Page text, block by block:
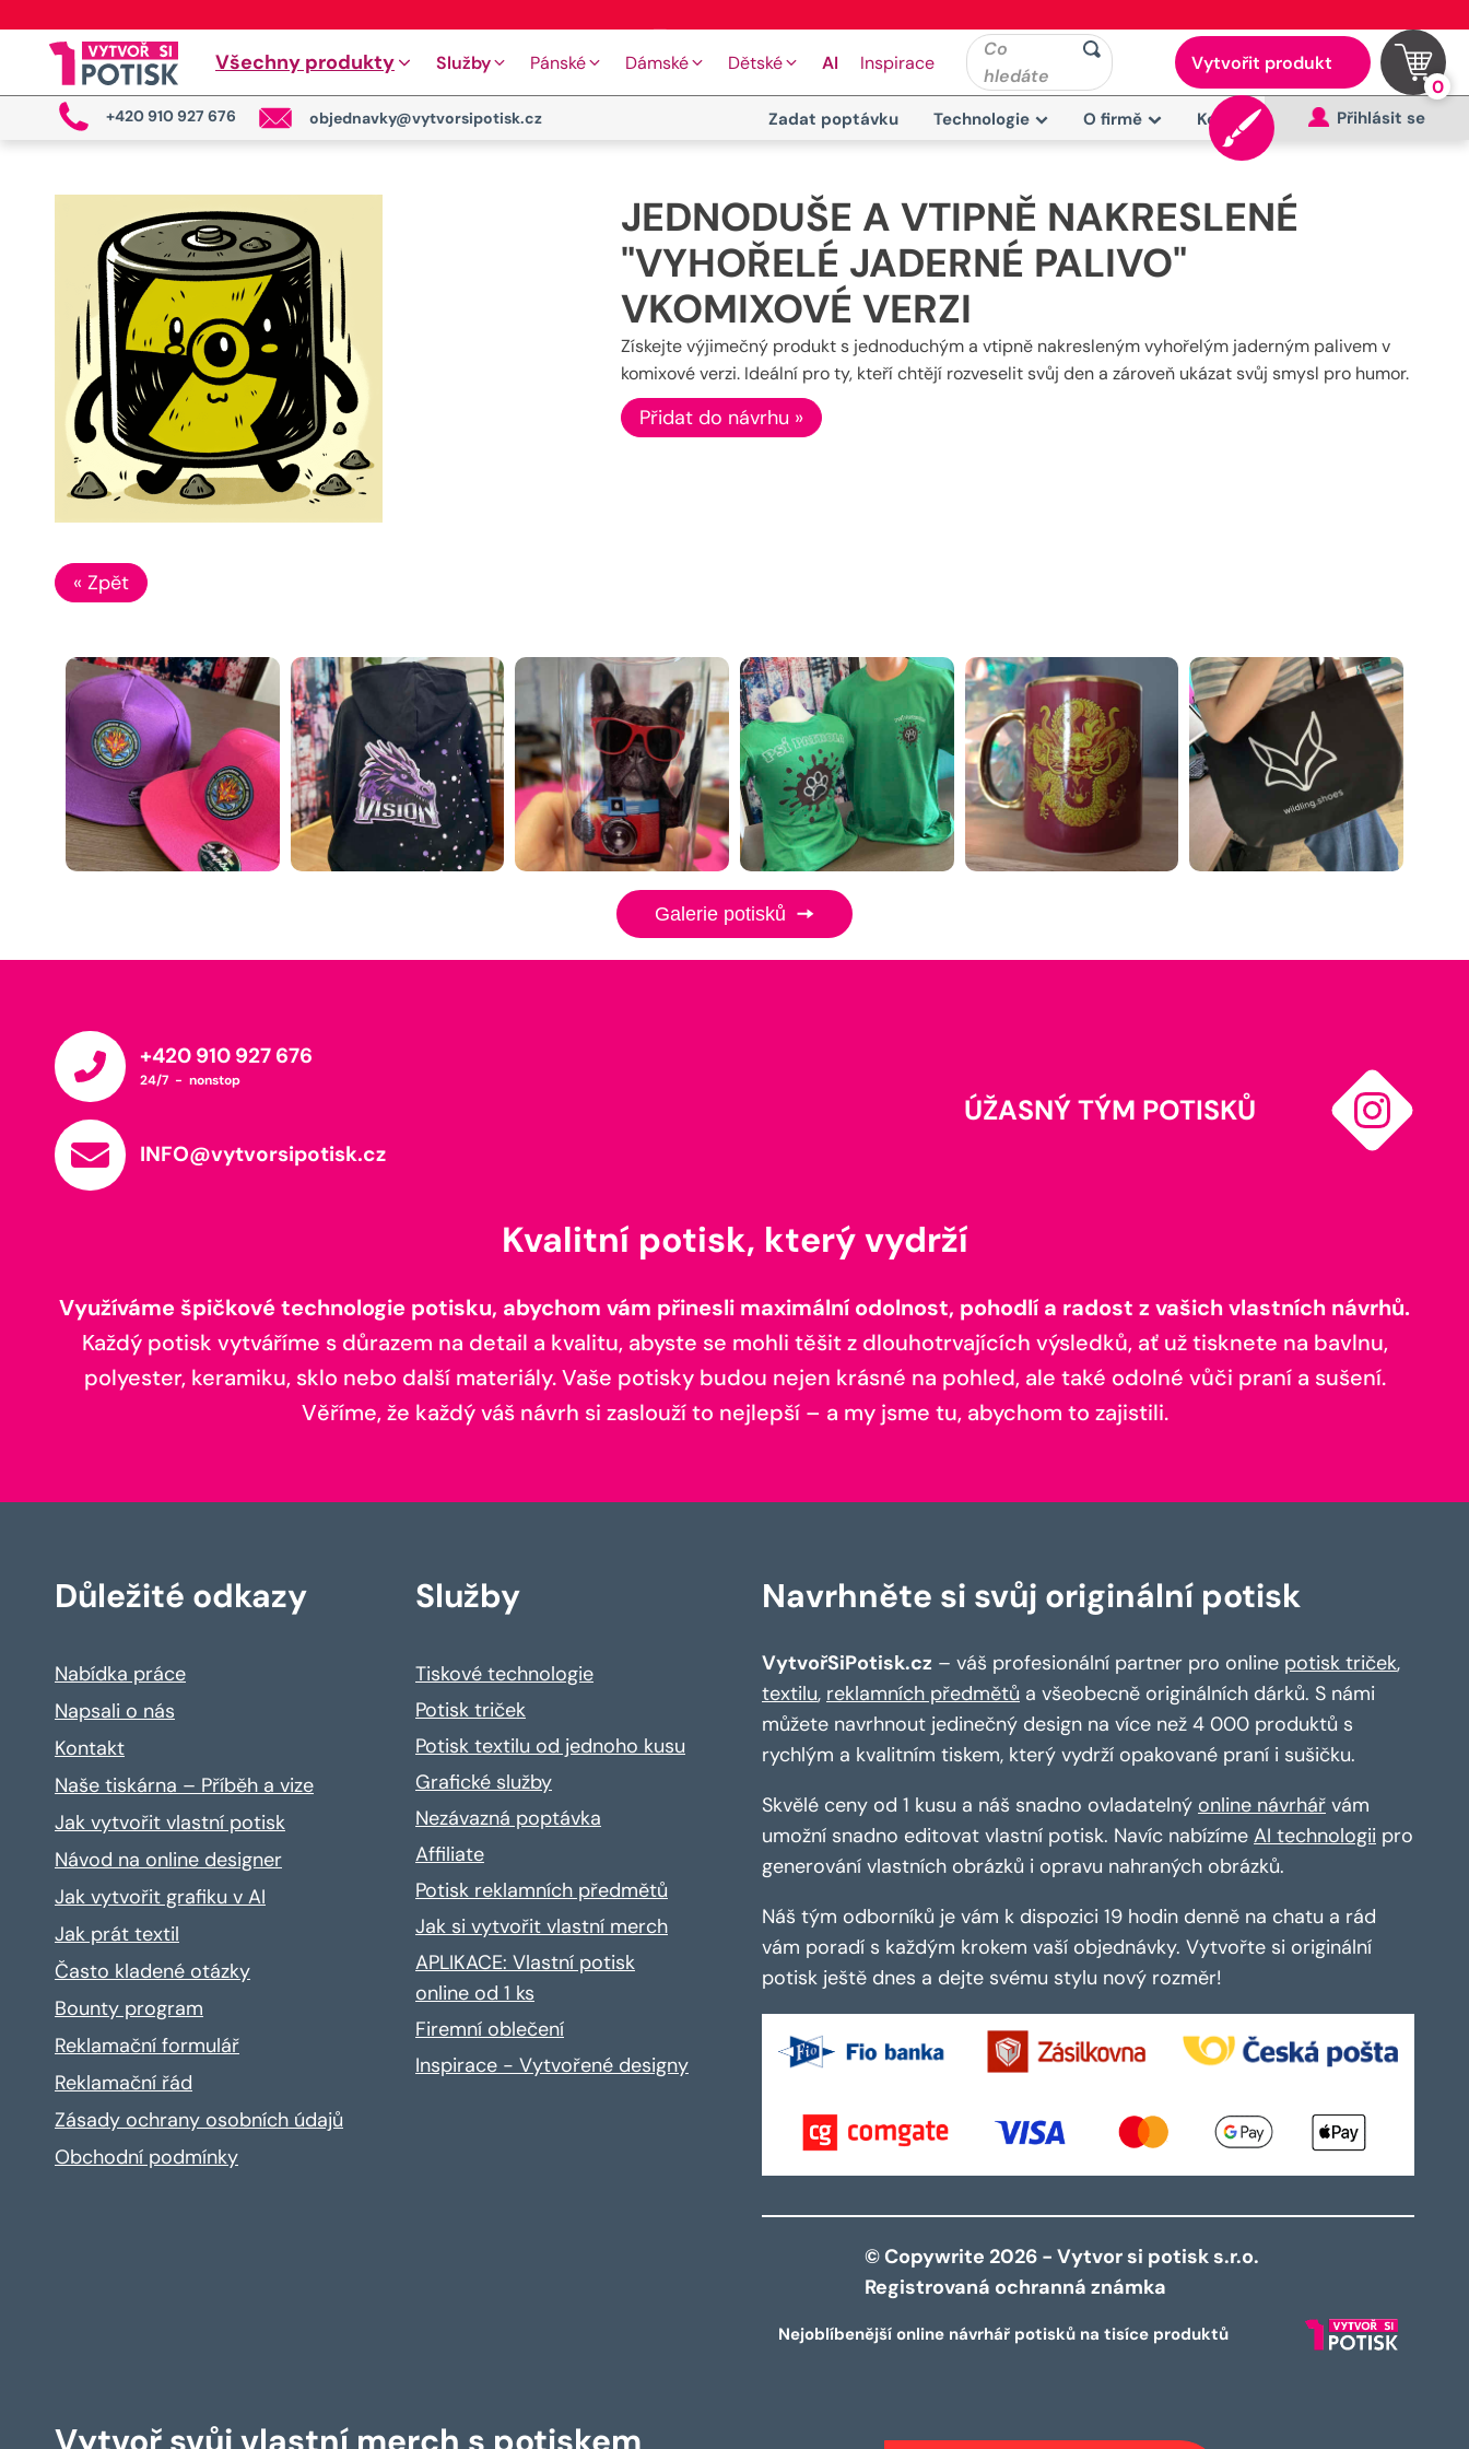
Všechny produkty Služby Pánské Dámské Dětské AI Inspirace
Co
hledáte
Vytvořit produkt
0
+420 910 927 676 objednavky@vytvorsipotisk.cz Zadat poptávku Technologie O firmě Kontakt Přihlásit se
JEDNODUŠE A VTIPNĚ NAKRESLENÉ
"VYHOŘELÉ JADERNÉ PALIVO"
VKOMIXOVÉ VERZI
Získejte výjimečný produkt s jednoduchým a vtipně nakresleným vyhořelým jaderným palivem v
komixové verzi. Ideální pro ty, kteří chtějí rozveselit svůj den a zároveň ukázat svůj smysl pro humor.
Přidat do návrhu »
« Zpět
Galerie potisků
+420 910 927 676
24/7 - nonstop
INFO@vytvorsipotisk.cz
ÚŽASNÝ TÝM POTISKŮ
Kvalitní potisk, který vydrží
Využíváme špičkové technologie potisku, abychom vám přinesli maximální odolnost, pohodlí a radost z vašich vlastních návrhů.
Každý potisk vytváříme s důrazem na detail a kvalitu, abyste se mohli těšit z dlouhotrvajících výsledků, ať už tisknete na bavlnu,
polyester, keramiku, sklo nebo další materiály. Vaše potisky budou nejen krásné na pohled, ale také odolné vůči praní a sušení.
Věříme, že každý váš návrh si zaslouží to nejlepší – a my jsme tu, abychom to zajistili.
Důležité odkazy
Nabídka práce
Napsali o nás
Kontakt
Naše tiskárna – Příběh a vize
Jak vytvořit vlastní potisk
Návod na online designer
Jak vytvořit grafiku v AI
Jak prát textil
Často kladené otázky
Bounty program
Reklamační formulář
Reklamační řád
Zásady ochrany osobních údajů
Obchodní podmínky
Služby
Tiskové technologie
Potisk triček
Potisk textilu od jednoho kusu
Grafické služby
Nezávazná poptávka
Affiliate
Potisk reklamních předmětů
Jak si vytvořit vlastní merch
APLIKACE: Vlastní potisk
online od 1 ks
Firemní oblečení
Inspirace - Vytvořené designy
Navrhněte si svůj originální potisk
VytvořSiPotisk.cz – váš profesionální partner pro online potisk triček,
textilu, reklamních předmětů a všeobecně originálních dárků. S námi
můžete navrhnout jedinečný design na více než 4 000 produktů s
rychlým a kvalitním tiskem, který vydrží opakované praní i sušičku.
Skvělé ceny od 1 kusu a náš snadno ovladatelný online návrhář vám
umožní snadno editovat vlastní potisk. Navíc nabízíme AI technologii pro
generování vlastních obrázků i opravu nahraných obrázků.
Náš tým odborníků je vám k dispozici 19 hodin denně na chatu a rád
vám poradí s každým krokem vaší objednávky. Vytvořte si originální
potisk ještě dnes a dejte svému stylu nový rozměr!
© Copywrite 2026 - Vytvor si potisk s.r.o.
Registrovaná ochranná známka
Nejoblíbenější online návrhář potisků na tisíce produktů